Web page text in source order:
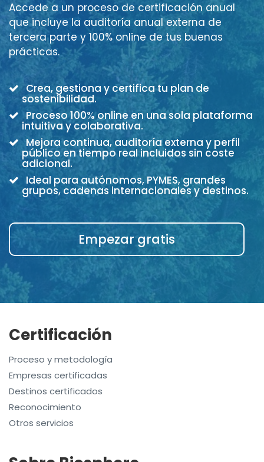
Accede a un proceso de certificación anual
que incluye la auditoría anual externa de
tercera parte y 100% online de tus buenas
prácticas.
Crea, gestiona y certifica tu plan de
sostenibilidad.
Proceso 100% online en una sola plataforma
intuitiva y colaborativa.
Mejora continua, auditoría externa y perfil
público en tiempo real incluidos sin coste
adicional.
Ideal para autónomos, PYMES, grandes
grupos, cadenas internacionales y destinos.
Empezar gratis
Certificación
Proceso y metodología
Empresas certificadas
Destinos certificados
Reconocimiento
Otros servicios